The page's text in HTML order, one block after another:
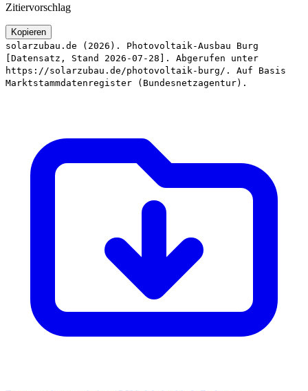
Zitiervorschlag
Kopieren
solarzubau.de (2026). Photovoltaik-Ausbau Burg
[Datensatz, Stand 2026-07-28]. Abgerufen unter
https://solarzubau.de/photovoltaik-burg/. Auf Basis
Marktstammdatenregister (Bundesnetzagentur).